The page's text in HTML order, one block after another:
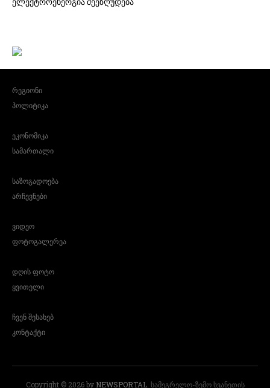
რეგიონი
პოლიტიკა
ეკონომიკა
სამართალი
საზოგადოება
არჩევნები
ვიდეო
ფოტოგალერეა
დღის ფოტო
ყვითელი
ჩვენ შესახებ
კონტაქტი
Copyright © 2026 by NEWSPORTAL. სამეგრელო-ზემო სვანეთის